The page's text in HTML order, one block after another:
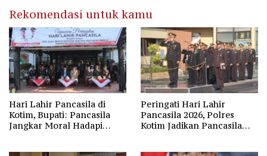
Rekomendasi untuk kamu
Hari Lahir Pancasila di
Kotim, Bupati: Pancasila
Jangkar Moral Hadapi
Peringati Hari Lahir
Pancasila 2026, Polres
Kotim Jadikan Pancasila